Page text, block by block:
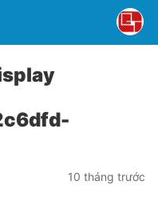
10 tháng trước